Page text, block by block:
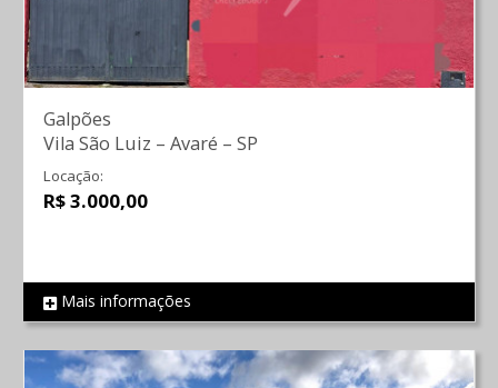
REF 1853
Galpões
Vila São Luiz – Avaré – SP
Locação:
R$ 3.000,00
Mais informações